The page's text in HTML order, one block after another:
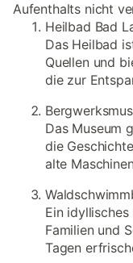
Aufenthalts nicht
Heilbad Bad
Das Heilbad
Quellen und
die zur
Das Museum
die
alte
Ein
Familien und
Tagen